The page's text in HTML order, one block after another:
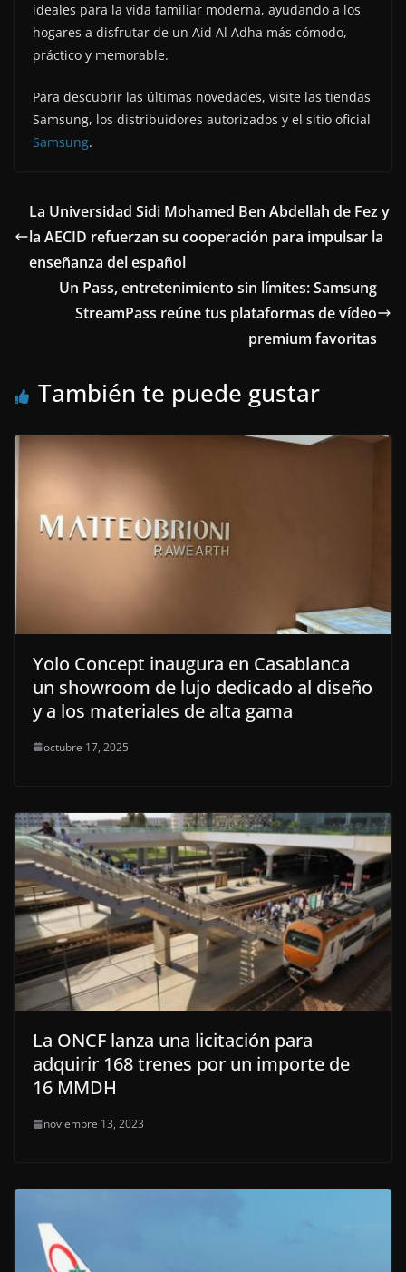
ideales para la vida familiar moderna, ayudando a los
hogares a disfrutar de un Aid Al Adha más cómodo,
práctico y memorable.
Para descubrir las últimas novedades, visite las tiendas
Samsung, los distribuidores autorizados y el sitio oficial
Samsung.
La Universidad Sidi Mohamed Ben Abdellah de Fez y
la AECID refuerzan su cooperación para impulsar la
enseñanza del español
Un Pass, entretenimiento sin límites: Samsung
StreamPass reúne tus plataformas de vídeo
premium favoritas
También te puede gustar
Yolo Concept inaugura en Casablanca
un showroom de lujo dedicado al diseño
y a los materiales de alta gama
octubre 17, 2025
La ONCF lanza una licitación para
adquirir 168 trenes por un importe de
16 MMDH
noviembre 13, 2023